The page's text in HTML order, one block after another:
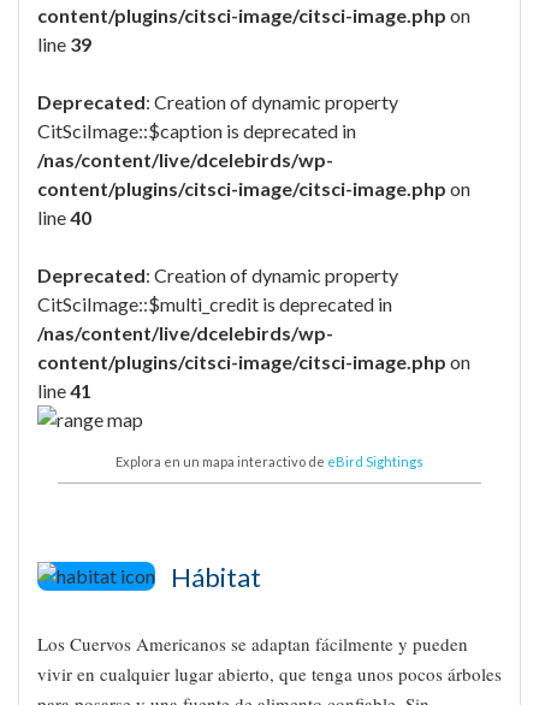
content/plugins/citsci-image/citsci-image.php on
line 39
Deprecated: Creation of dynamic property
CitSciImage::$caption is deprecated in
/nas/content/live/dcelebirds/wp-
content/plugins/citsci-image/citsci-image.php on
line40
Deprecated: Creation of dynamic property
CitSciImage::$multi_credit is deprecated in
/nas/content/live/dcelebirds/wp-
content/plugins/citsci-image/citsci-image.php on
line41
Explora en un mapa interactivo de eBird Sightings
Hábitat
Los Cuervos Americanos se adaptan fácilmente y pueden
vivir en cualquier lugar abierto, que tenga unos pocos árboles